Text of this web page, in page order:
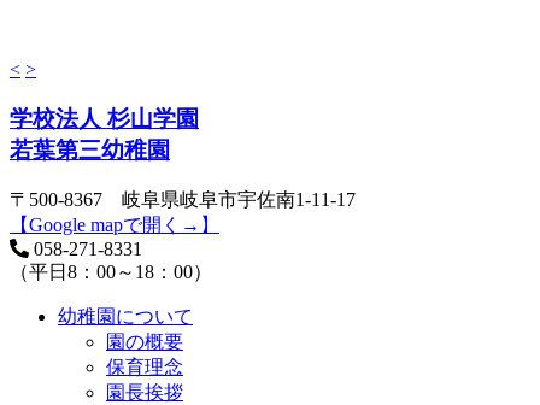
< >
学校法人 杉山学園
若葉第三幼稚園
〒500-8367 岐阜県岐阜市宇佐南1-11-17
【Google mapで開く→】
058-271-8331
（平日8：00～18：00）
幼稚園について
園の概要
保育理念
園長挨拶